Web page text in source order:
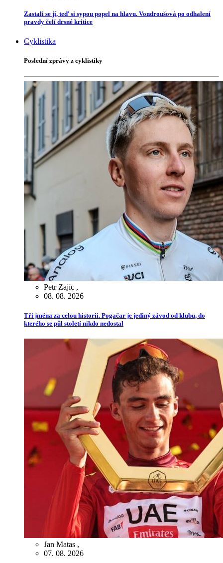
Zastali se jí, teď si sypou popel na hlavu. Vondroušová po odhalení
pravdy čelí drsné kritice
Cyklistika
Poslední zprávy z cyklistiky
Petr Zajíc ,
08. 08. 2026
Tři jména za celou historii. Pogačar je jediný závod od klubu, do
kterého se půl století nikdo nedostal
Jan Matas ,
07. 08. 2026